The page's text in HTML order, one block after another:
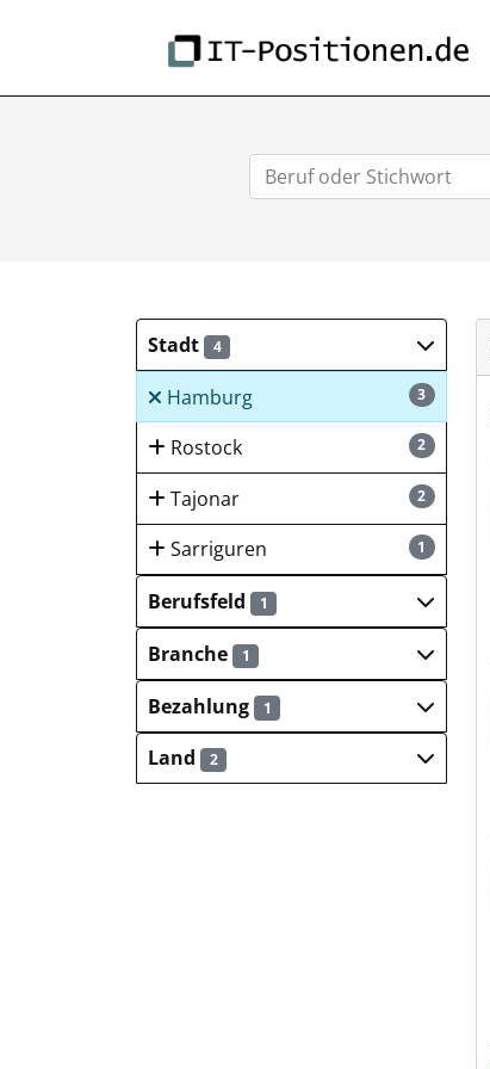
Stadt 4
3
Hamburg
2
Rostock
2
Tajonar
1
Sarriguren
Berufsfeld
1
Branche 1
Bezahlung 1
Land 2